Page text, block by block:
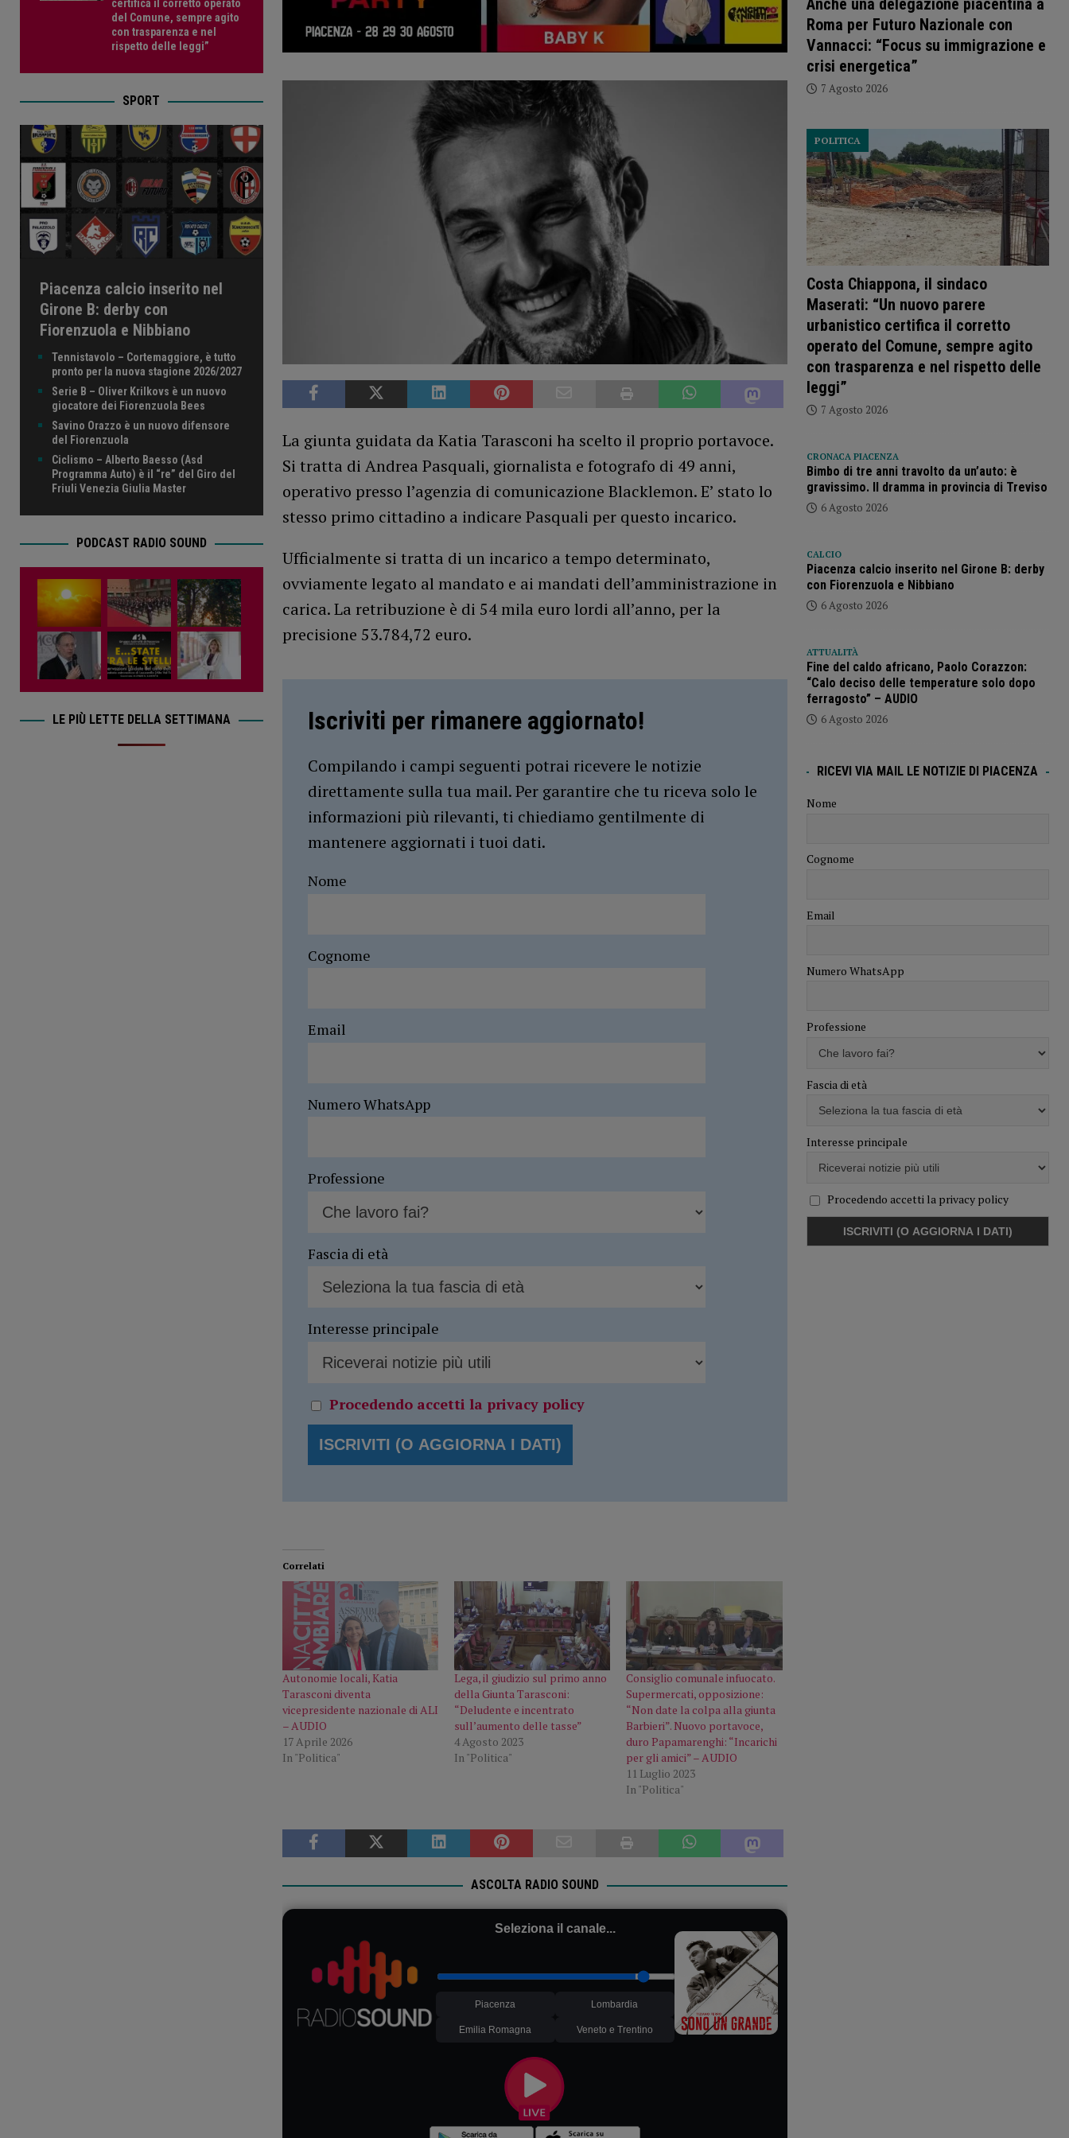
La giunta guidata da Katia Tarasconi ha scelto il proprio portavoce.
Si tratta di Andrea Pasquali, giornalista e fotografo di 49 anni,
operativo presso l’agenzia di comunicazione Blacklemon. E’ stato lo
stesso primo cittadino a indicare Pasquali per questo incarico.
Ufficialmente si tratta di un incarico a tempo determinato,
ovviamente legato al mandato e ai mandati dell’amministrazione in
carica. La retribuzione è di 54 mila euro lordi all’anno, per la
precisione 53.784,72 euro.
Iscriviti per rimanere aggiornato!
Compilando i campi seguenti potrai ricevere le notizie
direttamente sulla tua mail. Per garantire che tu riceva solo le
informazioni più rilevanti, ti chiediamo gentilmente di
mantenere aggiornati i tuoi dati.
Nome
Cognome
Email
Numero WhatsApp
Professione
Fascia di età
Interesse principale
Procedendo accetti la privacy policy
Correlati
Autonomie locali, Katia
Tarasconi diventa
vicepresidente nazionale di ALI
– AUDIO
17 Aprile 2026
In "Politica"
Lega, il giudizio sul primo anno
della Giunta Tarasconi:
“Deludente e incentrato
sull’aumento delle tasse”
4 Agosto 2023
In "Politica"
Consiglio comunale infuocato.
Supermercati, opposizione:
“Non date la colpa alla giunta
Barbieri”. Nuovo portavoce,
duro Papamarenghi: “Incarichi
per gli amici” – AUDIO
11 Luglio 2023
In "Politica"
ASCOLTA RADIO SOUND
Seleziona il canale...
Piacenza Lombardia
Emilia Romagna Veneto e Trentino
certifica il corretto operato
del Comune, sempre agito
con trasparenza e nel
rispetto delle leggi”
SPORT
Piacenza calcio inserito nel
Girone B: derby con
Fiorenzuola e Nibbiano
Tennistavolo – Cortemaggiore, è tutto
pronto per la nuova stagione 2026/2027
Serie B – Oliver Krilkovs è un nuovo
giocatore dei Fiorenzuola Bees
Savino Orazzo è un nuovo difensore
del Fiorenzuola
Ciclismo – Alberto Baesso (Asd
Programma Auto) è il “re” del Giro del
Friuli Venezia Giulia Master
PODCAST RADIO SOUND
LE PIÙ LETTE DELLA SETTIMANA
Anche una delegazione piacentina a
Roma per Futuro Nazionale con
Vannacci: “Focus su immigrazione e
crisi energetica”
7 Agosto 2026
Costa Chiappona, il sindaco
Maserati: “Un nuovo parere
urbanistico certifica il corretto
operato del Comune, sempre agito
con trasparenza e nel rispetto delle
leggi”
POLITICA
7 Agosto 2026
CRONACA PIACENZA
Bimbo di tre anni travolto da un’auto: è
gravissimo. Il dramma in provincia di Treviso
6 Agosto 2026
CALCIO
Piacenza calcio inserito nel Girone B: derby
con Fiorenzuola e Nibbiano
6 Agosto 2026
ATTUALITÀ
Fine del caldo africano, Paolo Corazzon:
“Calo deciso delle temperature solo dopo
ferragosto” – AUDIO
6 Agosto 2026
RICEVI VIA MAIL LE NOTIZIE DI PIACENZA
Nome
Cognome
Email
Numero WhatsApp
Professione
Fascia di età
Interesse principale
Procedendo accetti la privacy policy